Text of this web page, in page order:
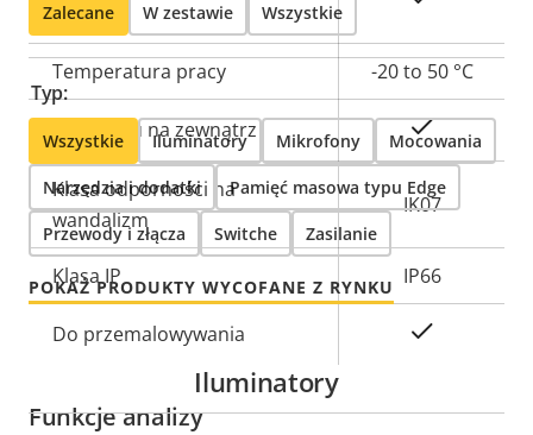
pamięci)
Temperatura pracy -20 to 50 °C
Do użytku na zewnątrz Tak
Klasa odporności na
wandalizm
IK07
Klasa IP IP66
Do przemalowywania
Funkcje analizy
Zalecane W zestawie Wszystkie
Typ:
Wszystkie Iluminatory Mikrofony Mocowania
Narzędzia i dodatki Pamięć masowa typu Edge
Przewody i złącza Switche Zasilanie
POKAŻ PRODUKTY WYCOFANE Z RYNKU
Iluminatory